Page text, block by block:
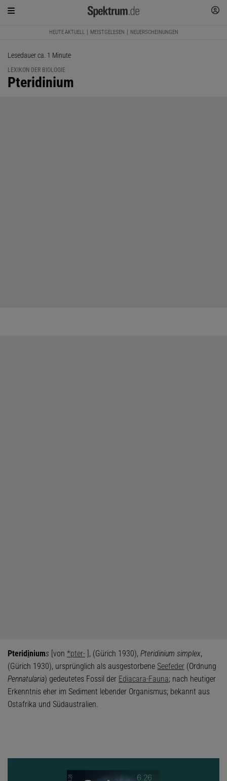
HEUTE AKTUELL MEISTGELESEN NEUERSCHEINUNGEN
Lesedauer ca. 1 Minute
LEXIKON DER BIOLOGIE
:
Pteridinium
Pteridiniums [von *pter- ], (Gürich 1930), Pteridinium simplex,
(Gürich 1930), ursprünglich als ausgestorbene Seefeder (Ordnung
Pennatularia) gedeutetes Fossil der Ediacara-Fauna; nach heutiger
Erkenntnis eher im Sediment lebender Organismus; bekannt aus
Ostafrika und Südaustralien.